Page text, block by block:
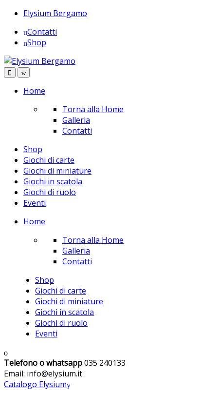
Skip
navigation
Skip
content
Elysium Bergamo
Contatti
Shop
Home
Torna alla Home
Galleria
Contatti
Shop
Giochi di carte
Giochi di miniature
Giochi in scatola
Giochi di ruolo
Eventi
Home
Torna alla Home
Galleria
Contatti
Shop
Giochi di carte
Giochi di miniature
Giochi in scatola
Giochi di ruolo
Eventi
Telefono o whatsapp035 240133
Email: info@elysium.it
Catalogo Elysium